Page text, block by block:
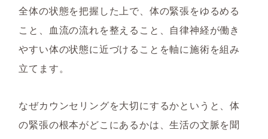
全体の状態を把握した上で、体の緊張をゆるめる
こと、血流の流れを整えること、自律神経が働き
やすい体の状態に近づけることを軸に施術を組み
立てます。
なぜカウンセリングを大切にするかというと、体
の緊張の根本がどこにあるかは、生活の文脈を聞